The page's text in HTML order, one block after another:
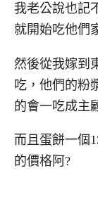
我老公說也記
就開始吃他們
然後從我嫁到
吃，他們的粉
的會一吃成主
而且蛋餅一個
的價格阿?